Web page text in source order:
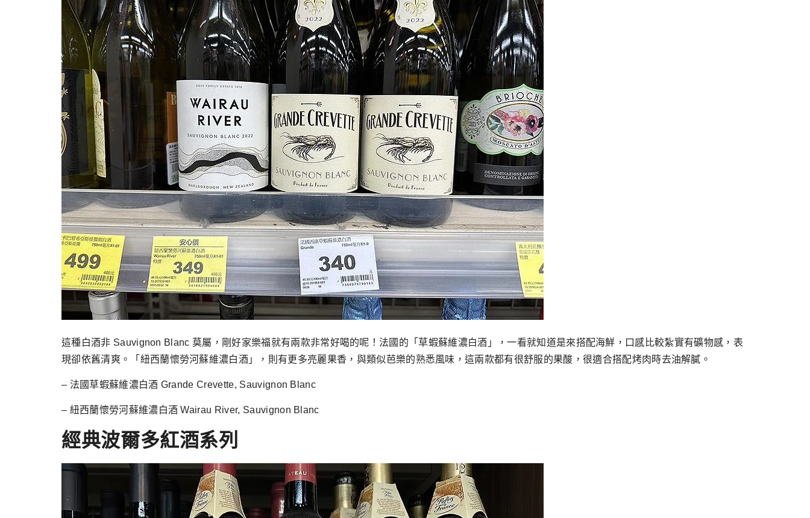
這種白酒非 Sauvignon Blanc 莫屬，剛好家樂福就有兩款非常好喝的呢！法國的「草蝦蘇維濃白酒」，一看就知道是來搭配海鮮，口感比較紮實有礦物感，表
現卻依舊清爽。「紐西蘭懷勞河蘇維濃白酒」，則有更多亮麗果香，與類似芭樂的熟悉風味，這兩款都有很舒服的果酸，很適合搭配烤肉時去油解膩。
– 法國草蝦蘇維濃白酒 Grande Crevette, Sauvignon Blanc
– 紐西蘭懷勞河蘇維濃白酒 Wairau River, Sauvignon Blanc
經典波爾多紅酒系列